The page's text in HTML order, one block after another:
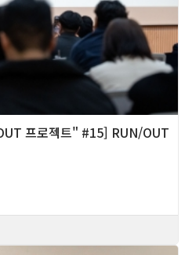
프로젝트" #15] RUN/OUT